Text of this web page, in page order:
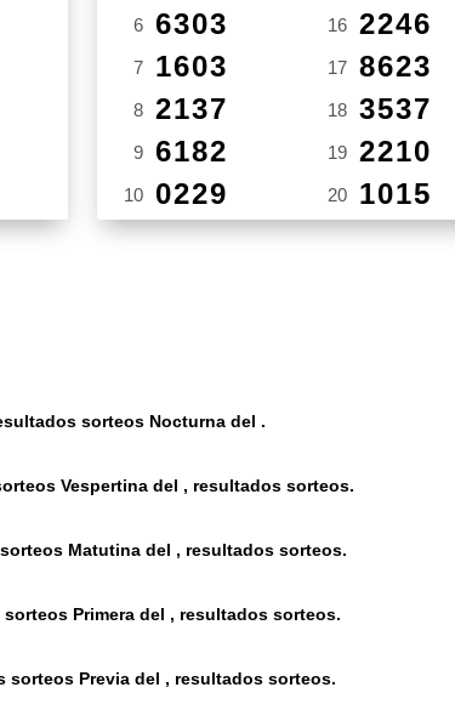
6 6303
7 1603
8 2137
9 6182
10 0229
16 2246
17 8623
18 3537
19 2210
20 1015
sorteos Nocturna del .
Vespertina del , resultados sorteos.
Matutina del , resultados sorteos.
Primera del , resultados sorteos.
sorteos Previa del , resultados sorteos.